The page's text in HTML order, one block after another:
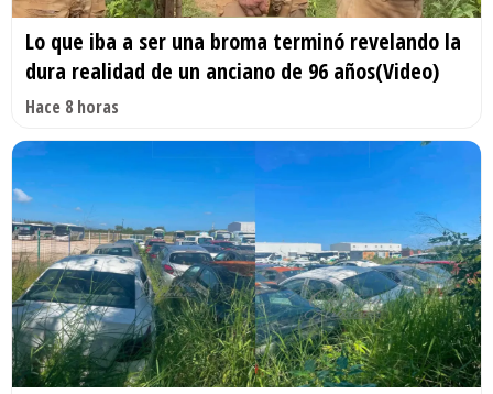
Lo que iba a ser una broma terminó revelando la
dura realidad de un anciano de 96 años(Video)
Hace 8 horas